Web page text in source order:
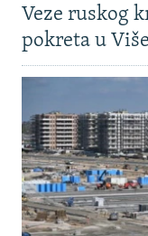
Veze ruskog
pokreta u